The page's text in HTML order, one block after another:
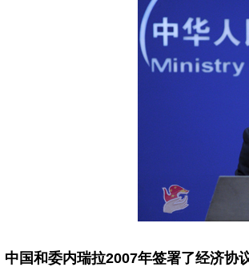
中国和委内瑞拉2007年签署了经济协